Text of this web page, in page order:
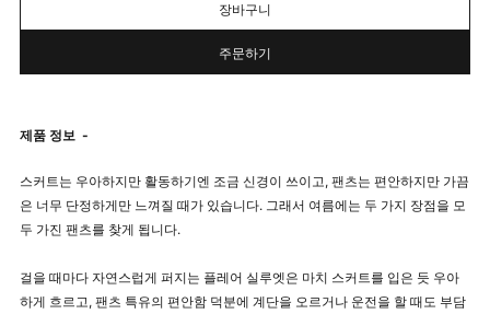
장바구니
주문하기
제품 정보 -
스커트는 우아하지만 활동하기엔 조금 신경이 쓰이고, 팬츠는 편안하지만 가끔
은 너무 단정하게만 느껴질 때가 있습니다. 그래서 여름에는 두 가지 장점을 모
두 가진 팬츠를 찾게 됩니다.
걸을 때마다 자연스럽게 퍼지는 플레어 실루엣은 마치 스커트를 입은 듯 우아
하게 흐르고, 팬츠 특유의 편안함 덕분에 계단을 오르거나 운전을 할 때도 부담